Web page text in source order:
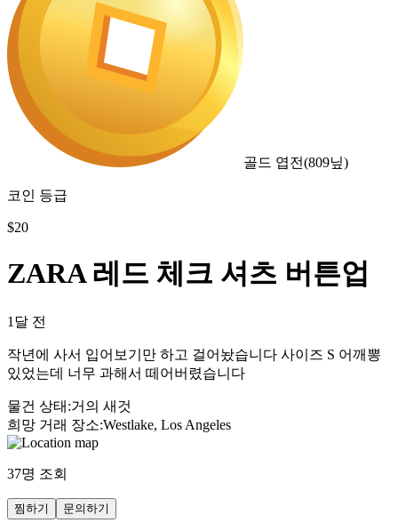
골드 엽전(809닢)
코인 등급
$20
ZARA 레드 체크 셔츠 버튼업
1달 전
작년에 사서 입어보기만 하고 걸어놨습니다 사이즈 S 어깨뽕
있었는데 너무 과해서 떼어버렸습니다
물건 상태 :거의 새것
희망 거래 장소:Westlake, Los Angeles
37명 조회
찜하기 문의하기